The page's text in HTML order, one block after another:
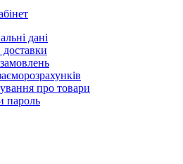
дані
замовлень
про товари
пароль